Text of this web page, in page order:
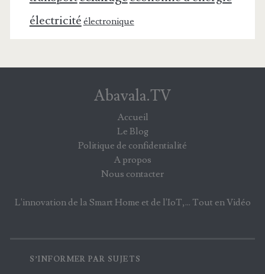
électricité électronique
Abavala.TV
Accueil
Le Blog
Politique de confidentialité
A propos
Nous contacter
L'innovation de la Smart Home et de l'IoT,... Tout en Vidéo
S’INFORMER PAR SUJETS